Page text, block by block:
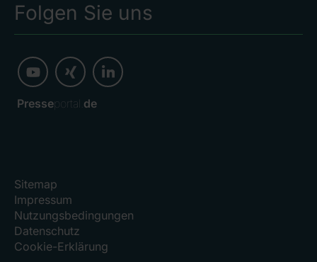
Folgen Sie uns
Presseportal. de
Sitemap
Impressum
Nutzungsbedingungen
Datenschutz
Cookie-Erklärung